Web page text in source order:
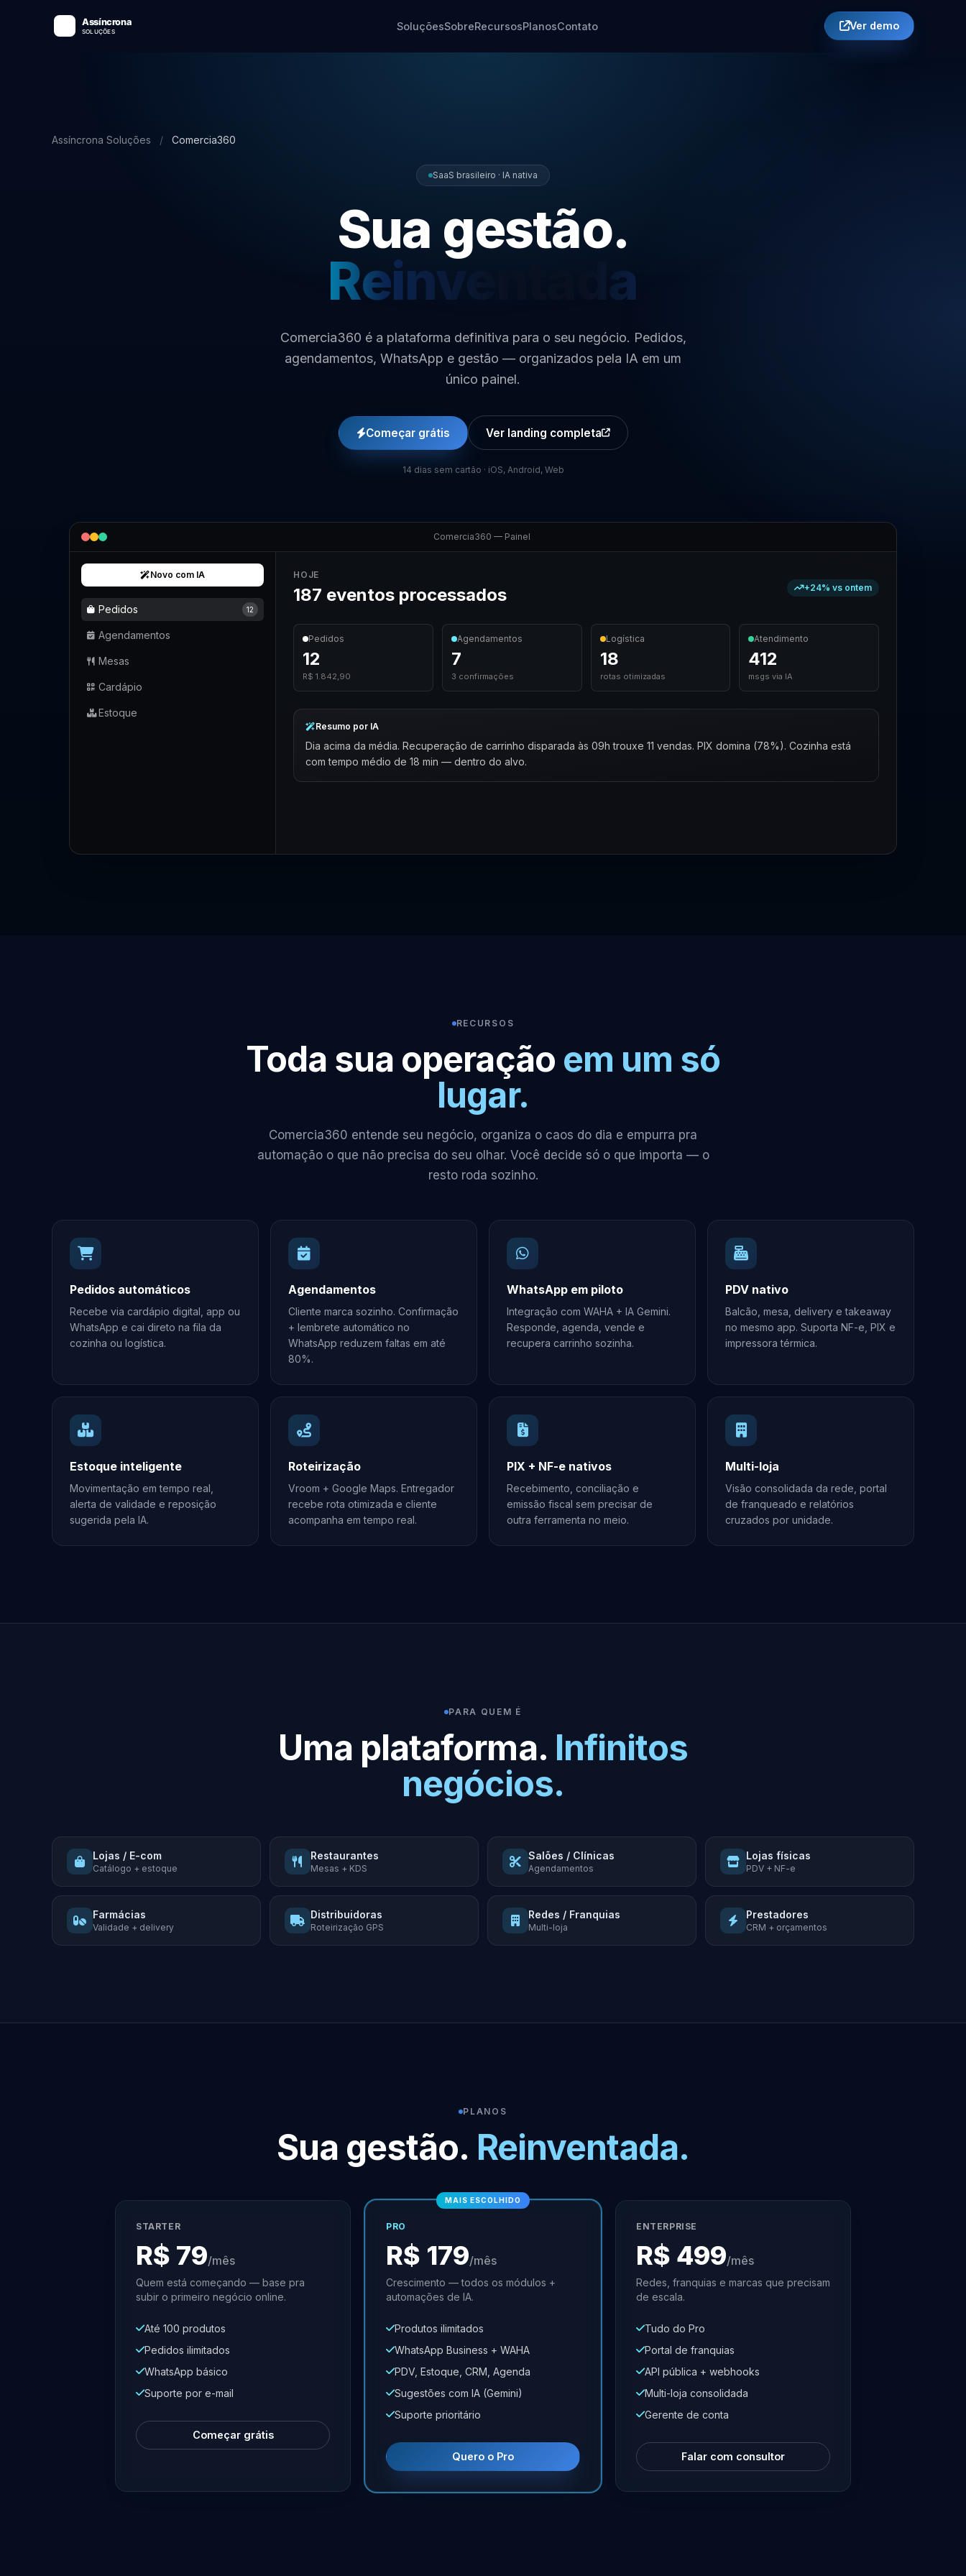
SoluçõesSobreRecursosPlanosContato Ver demo
Assíncrona Soluções / Comercia360
SaaS brasileiro · IA nativa
Sua gestão.
Reinventada
Comercia360 é a plataforma definitiva para o seu negócio. Pedidos,
agendamentos, WhatsApp e gestão — organizados pela IA em um
único painel.
Começar grátis Ver landing completa
14 dias sem cartão · iOS, Android, Web
Comercia360 — Painel
Novo com IA
Pedidos 12
Agendamentos
Mesas
Cardápio
Estoque
HOJE
187 eventos processados +24% vs ontem
Pedidos
12
R$ 1.842,90
Agendamentos
7
3 confirmações
Logística
18
rotas otimizadas
Atendimento
412
msgs via IA
Resumo por IA
Dia acima da média. Recuperação de carrinho disparada às 09h trouxe 11 vendas. PIX domina (78%). Cozinha está
com tempo médio de 18 min — dentro do alvo.
RECURSOS
Toda sua operação em um só
lugar.
Comercia360 entende seu negócio, organiza o caos do dia e empurra pra
automação o que não precisa do seu olhar. Você decide só o que importa — o
resto roda sozinho.
Pedidos automáticos
Recebe via cardápio digital, app ou
WhatsApp e cai direto na fila da
cozinha ou logística.
Agendamentos
Cliente marca sozinho. Confirmação
+ lembrete automático no
WhatsApp reduzem faltas em até
80%.
WhatsApp em piloto
Integração com WAHA + IA Gemini.
Responde, agenda, vende e
recupera carrinho sozinha.
PDV nativo
Balcão, mesa, delivery e takeaway
no mesmo app. Suporta NF-e, PIX e
impressora térmica.
Estoque inteligente
Movimentação em tempo real,
alerta de validade e reposição
sugerida pela IA.
Roteirização
Vroom + Google Maps. Entregador
recebe rota otimizada e cliente
acompanha em tempo real.
PIX + NF-e nativos
Recebimento, conciliação e
emissão fiscal sem precisar de
outra ferramenta no meio.
Multi-loja
Visão consolidada da rede, portal
de franqueado e relatórios
cruzados por unidade.
PARA QUEM É
Uma plataforma. Infinitos
negócios.
Lojas / E-com
Catálogo + estoque
Restaurantes
Mesas + KDS
Salões / Clínicas
Agendamentos
Lojas físicas
PDV + NF-e
Farmácias
Validade + delivery
Distribuidoras
Roteirização GPS
Redes / Franquias
Multi-loja
Prestadores
CRM + orçamentos
PLANOS
Sua gestão. Reinventada.
STARTER
R$ 79/mês
Quem está começando — base pra
subir o primeiro negócio online.
Até 100 produtos
Pedidos ilimitados
WhatsApp básico
Suporte por e-mail
Começar grátis
MAIS ESCOLHIDO
PRO
R$ 179/mês
Crescimento — todos os módulos +
automações de IA.
Produtos ilimitados
WhatsApp Business + WAHA
PDV, Estoque, CRM, Agenda
Sugestões com IA (Gemini)
Suporte prioritário
Quero o Pro
ENTERPRISE
R$ 499/mês
Redes, franquias e marcas que precisam
de escala.
Tudo do Pro
Portal de franquias
API pública + webhooks
Multi-loja consolidada
Gerente de conta
Falar com consultor